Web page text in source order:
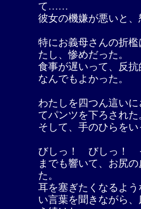
て……
彼女の機嫌が悪いと
特にお義母さんの折
たし、惨めだった。
食事が遅いって、反
なんでもよかった。
わたしを四つん這い
てパンツを下ろされた
そして、手のひらを
びしっ！ びしっ！
までも響いて、お尻
た。
耳を塞ぎたくなるよ
い言葉を聞きながら